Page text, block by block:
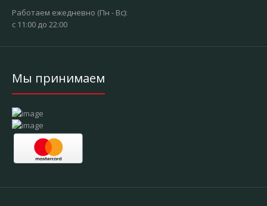
Работаем ежедневно (Пн - Вс):
с 11:00 до 22:00
Мы принимаем